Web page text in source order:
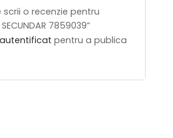
scrii o recenzie pentru
SECUNDAR 7859039”
autentificat pentru a publica